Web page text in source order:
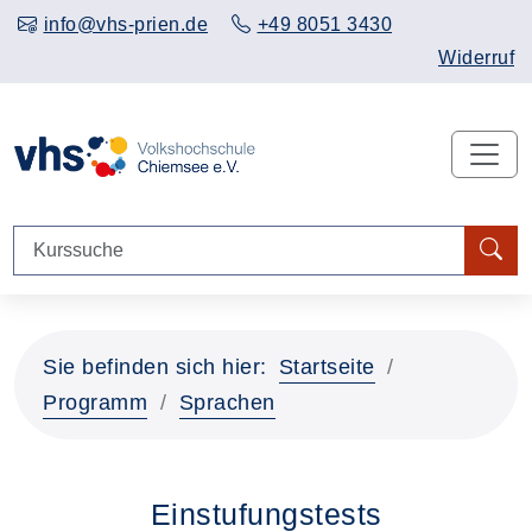
info@vhs-prien.de
+49 8051 3430
Widerruf
Sie befinden sich hier:
Startseite
Programm
Sprachen
Einstufungstests